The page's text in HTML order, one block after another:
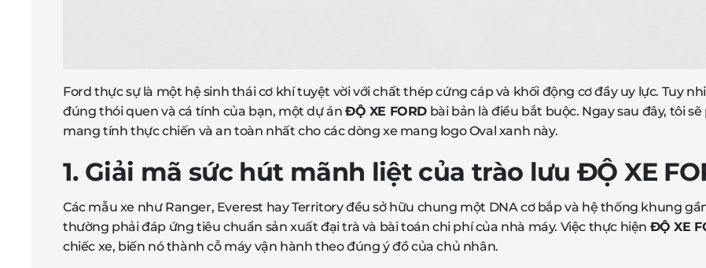
Ford thực sự là một hệ sinh thái cơ khí tuyệt vời với chất thép cứng cáp và khối động cơ đầy uy lực. Tuy
đúng thói quen và cá tính của bạn, một dự án ĐỘ XE FORD bài bản là điều bắt buộc. Ngay sau đây, tôi
mang tính thực chiến và an toàn nhất cho các dòng xe mang logo Oval xanh này.
1. Giải mã sức hút mãnh liệt của trào lưuĐỘ XE
Các mẫu xe như Ranger, Everest hay Territory đều sở hữu chung một DNA cơ bắp và hệ thống khung
thường phải đáp ứng tiêu chuẩn sản xuất đại trà và bài toán chi phí của nhà máy. Việc thực hiện ĐỘ XE
chiếc xe, biến nó thành cỗ máy vận hành theo đúng ý đồ của chủ nhân.